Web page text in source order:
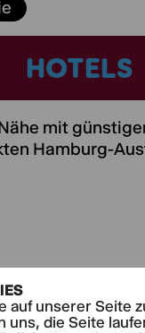
auf unserer Seite
uns, die Seite
HOTELS
HOTELS
mit
Hamburg-